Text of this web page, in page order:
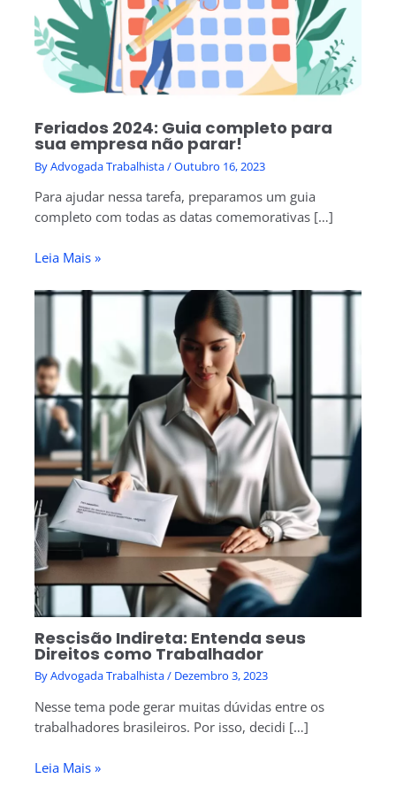
Feriados 2024: Guia completo para
sua empresa não parar!
ByAdvogada Trabalhista/Outubro 16, 2023
Para ajudar nessa tarefa, preparamos um guia
completo com todas as datas comemorativas […]
Leia Mais »
Rescisão Indireta: Entenda seus
Direitos como Trabalhador
ByAdvogada Trabalhista/ Dezembro 3, 2023
Nesse tema pode gerar muitas dúvidas entre os
trabalhadores brasileiros. Por isso, decidi […]
Leia Mais »